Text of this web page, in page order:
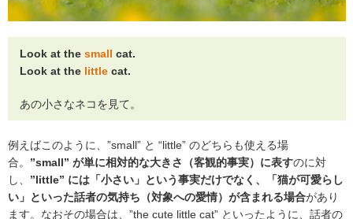
Look at the small cat.
Look at the little cat.
あの小さなネコを見て。
例えばこのように、”small” と “little” のどちらも使える場
合。 ”small” が単に相対的な大きさ（客観的事実）に表すのに対
し、 ”little” には「小さい」という事実だけでなく、「猫が可愛らし
い」といった話者の気持ち（対象への愛情）が含まれる場合があり
ます。なおその場合は、”the cute little cat” といったように、話者の